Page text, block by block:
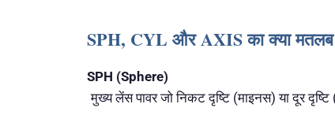
SPH, CYL और AXIS का क्या
SPH (Sphere)
मुख्य लेंस पावर जो निकट दृष्टि (माइनस) या दूर